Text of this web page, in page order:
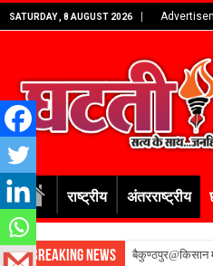
SATURDAY , 8 AUGUST 2026
राष्ट्रीय अंतरराष्ट्रीय
Breaking News बैकुण्ठपुर@किसान